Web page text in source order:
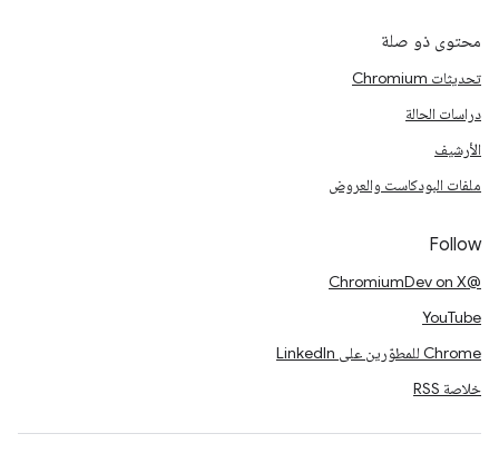
محتوى ذو صلة
تحديثات Chromium
دراسات الحالة
الأرشيف
ملفات البودكاست والعروض
Follow
@ChromiumDev on X
YouTube
Chrome للمطوّرين على LinkedIn
خلاصة RSS